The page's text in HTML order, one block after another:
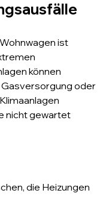
ist
können
oder
nicht gewartet
die Heizungen